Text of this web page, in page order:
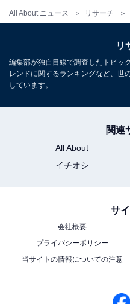
All About ニュース リサーチ
この記事の筆者：福島 ゆ
心に、オールジャンルで
取材などのリポート記事
About ニュースでのライタ
11位
リ
編集部が独自目線で調査したトピッ
レンドに関するランキングなど、世
しています。
関連
All About
イチオシ
サ
会社概要
プライバシーポリシー
当サイトの情報についての注意